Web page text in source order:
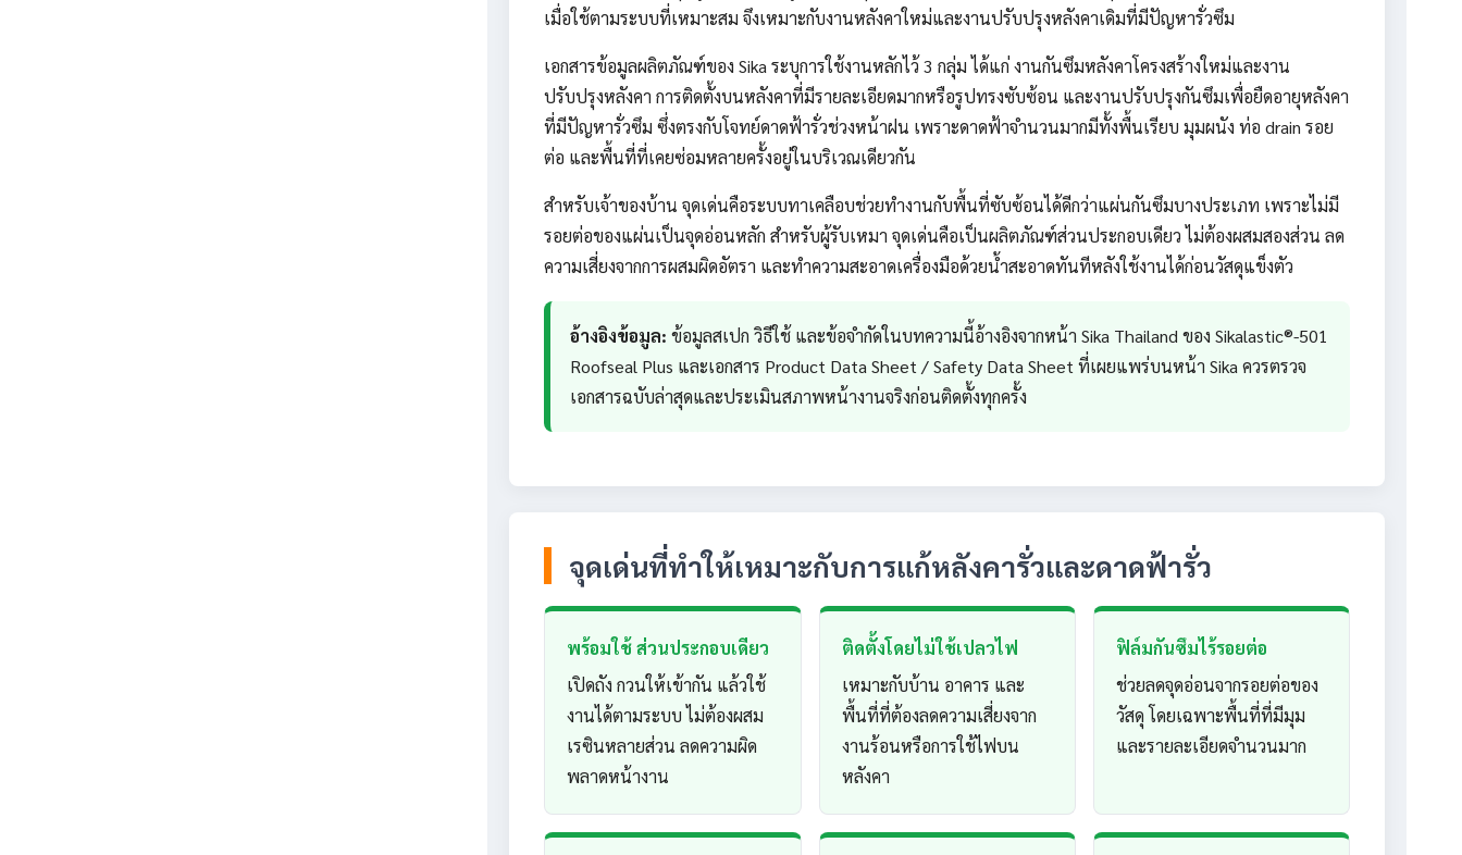
เมื่อใช้ตามระบบที่เหมาะสม จึงเหมาะกับงานหลังคาใหม่และงานปรับปรุงหลังคาเดิมที่มีปัญหารั่วซึม
เอกสารข้อมูลผลิตภัณฑ์ของ Sika ระบุการใช้งานหลักไว้ 3 กลุ่ม ได้แก่ งานกันซึมหลังคาโครงสร้างใหม่และงาน
ปรับปรุงหลังคา การติดตั้งบนหลังคาที่มีรายละเอียดมากหรือรูปทรงซับซ้อน และงานปรับปรุงกันซึมเพื่อยืดอายุหลังคา
ที่มีปัญหารั่วซึม ซึ่งตรงกับโจทย์ดาดฟ้ารั่วช่วงหน้าฝน เพราะดาดฟ้าจำนวนมากมีทั้งพื้นเรียบ มุมผนัง ท่อ drain รอย
ต่อ และพื้นที่ที่เคยซ่อมหลายครั้งอยู่ในบริเวณเดียวกัน
สำหรับเจ้าของบ้าน จุดเด่นคือระบบทาเคลือบช่วยทำงานกับพื้นที่ซับซ้อนได้ดีกว่าแผ่นกันซึมบางประเภท เพราะไม่มี
รอยต่อของแผ่นเป็นจุดอ่อนหลัก สำหรับผู้รับเหมา จุดเด่นคือเป็นผลิตภัณฑ์ส่วนประกอบเดียว ไม่ต้องผสมสองส่วน ลด
ความเสี่ยงจากการผสมผิดอัตรา และทำความสะอาดเครื่องมือด้วยน้ำสะอาดทันทีหลังใช้งานได้ก่อนวัสดุแข็งตัว
อ้างอิงข้อมูล: ข้อมูลสเปก วิธีใช้ และข้อจำกัดในบทความนี้อ้างอิงจากหน้า Sika Thailand ของ Sikalastic®-501
Roofseal Plus และเอกสาร Product Data Sheet / Safety Data Sheet ที่เผยแพร่บนหน้า Sika ควรตรวจ
เอกสารฉบับล่าสุดและประเมินสภาพหน้างานจริงก่อนติดตั้งทุกครั้ง
จุดเด่นที่ทำให้เหมาะกับการแก้หลังคารั่วและดาดฟ้ารั่ว
พร้อมใช้ ส่วนประกอบเดียว
เปิดถัง กวนให้เข้ากัน แล้วใช้
งานได้ตามระบบ ไม่ต้องผสม
เรซินหลายส่วน ลดความผิด
พลาดหน้างาน
ติดตั้งโดยไม่ใช้เปลวไฟ
เหมาะกับบ้าน อาคาร และ
พื้นที่ที่ต้องลดความเสี่ยงจาก
งานร้อนหรือการใช้ไฟบน
หลังคา
ฟิล์มกันซึมไร้รอยต่อ
ช่วยลดจุดอ่อนจากรอยต่อของ
วัสดุ โดยเฉพาะพื้นที่ที่มีมุม
และรายละเอียดจำนวนมาก